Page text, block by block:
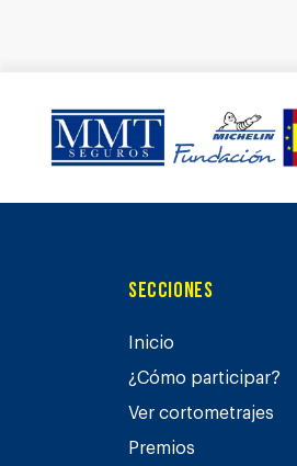
Secciones
Inicio
¿Cómo participar?
Ver cortometrajes
Premios